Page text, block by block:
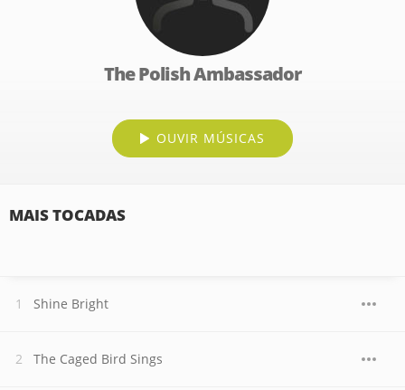
The Polish Ambassador
OUVIR MÚSICAS
MAIS TOCADAS
Shine Bright
The Caged Bird Sings